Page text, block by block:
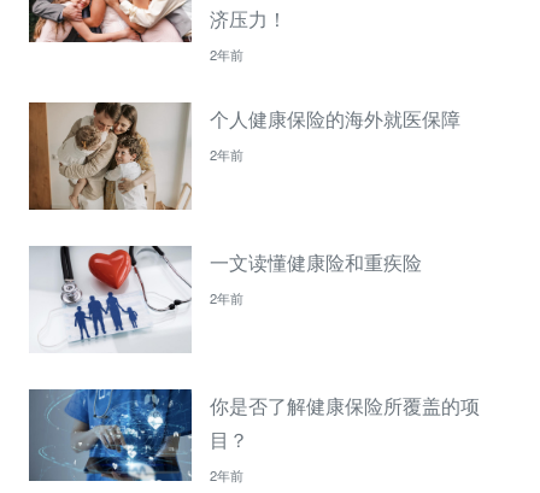
济压力！
2年前
个人健康保险的海外就医保障
2年前
一文读懂健康险和重疾险
2年前
你是否了解健康保险所覆盖的项
目？
2年前